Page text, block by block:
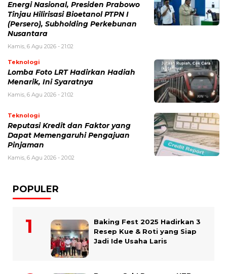
Energi Nasional, Presiden Prabowo
Tinjau Hilirisasi Bioetanol PTPN I
(Persero), Subholding Perkebunan
Nusantara
Kamis, 6 Agu 2026 - 21:02
Teknologi
Lomba Foto LRT Hadirkan Hadiah
Menarik, Ini Syaratnya
Kamis, 6 Agu 2026 - 21:02
Teknologi
Reputasi Kredit dan Faktor yang
Dapat Memengaruhi Pengajuan
Pinjaman
Kamis, 6 Agu 2026 - 20:02
POPULER
Baking Fest 2025 Hadirkan 3
Resep Kue & Roti yang Siap
Jadi Ide Usaha Laris